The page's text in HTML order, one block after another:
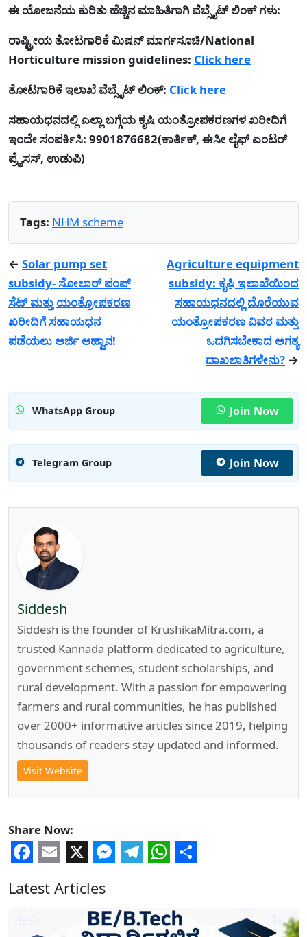
ಈ ಯೋಜನೆಯ ಕುರಿತು ಹೆಚ್ಚಿನ ಮಾಹಿತಿಗಾಗಿ ವೆಬ್ಸೈಟ್ ಲಿಂಕ್ ಗಳು:
ರಾಷ್ಟ್ರೀಯ ತೋಟಗಾರಿಕೆ ಮಿಷನ್‌ ಮಾರ್ಗಸೂಚಿ/National
Horticulture mission guidelines: Click here
ತೋಟಗಾರಿಕೆ ಇಲಾಖೆ ವೆಬ್ಸೈಟ್ ಲಿಂಕ್: Click here
ಸಹಾಯಧನದಲ್ಲಿ ಎಲ್ಲಾ ಬಗ್ಗೆಯ ಕೃಷಿ ಯಂತ್ರೋಪಕರಣಗಳ ಖರೀದಿಗೆ
ಇಂದೇ ಸಂಪರ್ಕಿಸಿ: 9901876682(ಕಾರ್ತಿಕ್, ಈಸೀ ಲೈಫ್ ಎಂಟರ್
ಪ್ರೈಸಸ್, ಉಡುಪಿ)
Tags: NHM scheme
← Solar pump set
subsidy- ಸೋಲಾರ್ ಪಂಪ್
ಸೆಟ್ ಮತ್ತು ಯಂತ್ರೋಪಕರಣ
ಖರೀದಿಗೆ ಸಹಾಯಧನ
ಪಡೆಯಲು ಅರ್ಜಿ ಆಹ್ವಾನ!
Agriculture equipment
subsidy: ಕೃಷಿ ಇಲಾಖೆಯಿಂದ
ಸಹಾಯಧನದಲ್ಲಿ ದೊರೆಯುವ
ಯಂತ್ರೋಪಕರಣ ವಿವರ ಮತ್ತು
ಒದಗಿಸಬೇಕಾದ ಅಗತ್ಯ
ದಾಖಲಾತಿಗಳೇನು? →
WhatsApp Group Join Now
Telegram Group Join Now
Siddesh
Siddesh is the founder of KrushikaMitra.com, a
trusted Kannada platform dedicated to agriculture,
government schemes, student scholarships, and
rural development. With a passion for empowering
farmers and rural communities, he has published
over 2000+ informative articles since 2019, helping
thousands of readers stay updated and informed.
Visit Website
Share Now:
Facebook
Email
X Messenger
Telegram
WhatsApp
Share
Latest Articles